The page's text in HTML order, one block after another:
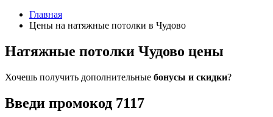
Главная
Цены на натяжные потолки в Чудово
Натяжные потолки Чудово цены
Хочешь получить дополнительные бонусы и скидки?
Введи промокод 7117